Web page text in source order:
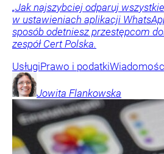
„Jak najszybciej odparuj
w ustawieniach aplikacji
sposób odetniesz przestępcom
zespół Cert Polska.
UsługiPrawo i podatki
Jowita Flankowska